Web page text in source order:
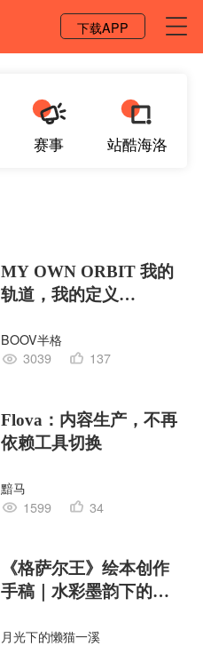
下载APP
赛事 站酷海洛
MY OWN ORBIT 我的
轨道，我的定义
对
BOOV半格
3039
137
Flova：内容生产，不再
依赖工具切换
黯马
1599
34
《格萨尔王》绘本创作
手稿｜水彩墨韵下的史
月光下的懒猫一溪